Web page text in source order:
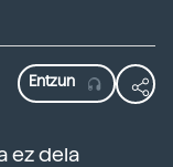
ez dela